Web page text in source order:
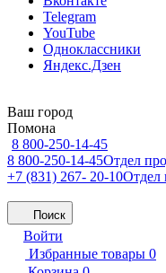
Telegram
YouTube
Одноклассники
Яндекс.Дзен
Ваш город
Помона
8 800-250-14-45
8 800-250-14-45Отдел
+7 (831) 267- 20-10Отдел
Поиск
Войти
Избранные товары 0